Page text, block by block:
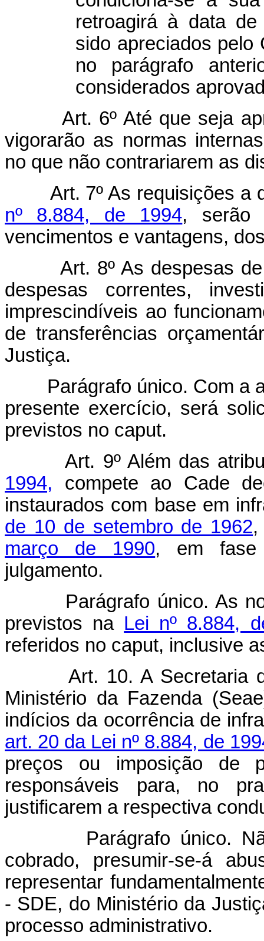
retroagirá à data
sido apreciados pelo
no parágrafo
considerados
Art. 6º Até que seja
vigorarão as normas
no que não contrariarem as
Art. 7º As requisições a
nº 8.884, de 1994, serão
vencimentos e vantagens,
Art. 8º As despesas
despesas correntes,
imprescindíveis ao
de transferências
Justiça.
Parágrafo único. Com a
presente exercício, será
previstos no caput.
Art. 9º Além das
1994, compete ao Cade
instaurados com base em
de 10 de setembro de 1962
março de 1990, em fase
julgamento.
Parágrafo único. As
previstos na Lei nº 8.884,
referidos no caput, inclusive
Art. 10. A Secretaria
Ministério da Fazenda
indícios da ocorrência de
art. 20 da Lei nº 8.884, de
preços ou imposição de
responsáveis para, no
justificarem a respectiva
Parágrafo único. Não
cobrado, presumir-se-á
representar
- SDE, do Ministério da
processo administrativo.